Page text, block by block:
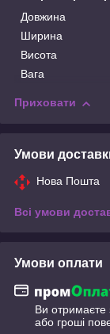
Довжина
Ширина
Висота
Вага
Приховати
Умови
Нова Пошта
Всі умови
Умови оплати
Ви отримаєте
або гроші